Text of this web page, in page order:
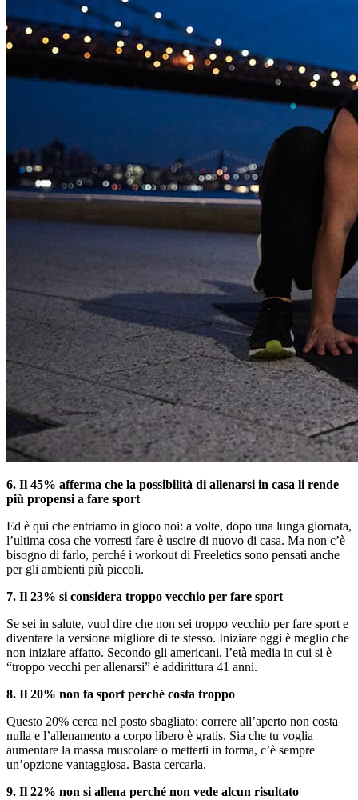
6. Il 45% afferma che la possibilità di allenarsi in casa li rende
più propensi a fare sport
Ed è qui che entriamo in gioco noi: a volte, dopo una lunga giornata,
l’ultima cosa che vorresti fare è uscire di nuovo di casa. Ma non c’è
bisogno di farlo, perché i workout di Freeletics sono pensati anche
per gli ambienti più piccoli.
7. Il 23% si considera troppo vecchio per fare sport
Se sei in salute, vuol dire che non sei troppo vecchio per fare sport e
diventare la versione migliore di te stesso. Iniziare oggi è meglio che
non iniziare affatto. Secondo gli americani, l’età media in cui si è
“troppo vecchi per allenarsi” è addirittura 41 anni.
8. Il 20% non fa sport perché costa troppo
Questo 20% cerca nel posto sbagliato: correre all’aperto non costa
nulla e l’allenamento a corpo libero è gratis. Sia che tu voglia
aumentare la massa muscolare o metterti in forma, c’è sempre
un’opzione vantaggiosa. Basta cercarla.
9. Il 22% non si allena perché non vede alcun risultato